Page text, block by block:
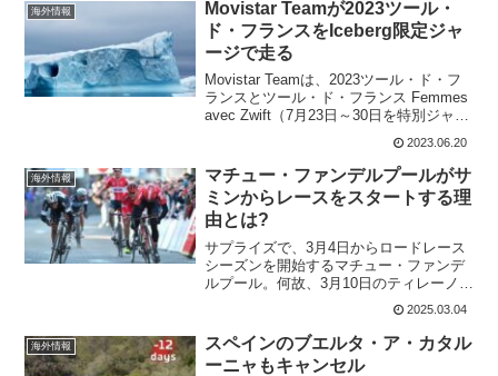
ージ...
海外情報
Movistar Teamが2023ツール・
ド・フランスをIceberg限定ジャ
ージで走る
Movistar Teamは、2023ツール・ド・フ
ランスとツール・ド・フランス Femmes
avec Zwift（7月23日～30日を特別ジャー
ジで走る。このジャージは、海洋保護プ
ログラムへの資金を集める世界的なキャ
ンペーンの一環として...
2023.06.20
海外情報
マチュー・ファンデルプールがサ
ミンからレースをスタートする理
由とは?
サプライズで、3月4日からロードレース
シーズンを開始するマチュー・ファンデ
ルプール。何故、3月10日のティレーノ〜
アドリアティコではなく、エナメル・サ
ミン・クラシックからレースをスタート
するのか、チームが理由を教えてくれて
いる。エナメル・サ...
2025.03.04
海外情報
スペインのブエルタ・ア・カタル
ーニャもキャンセル